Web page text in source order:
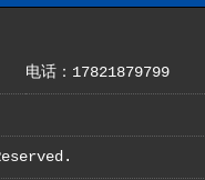
电话：17821879799